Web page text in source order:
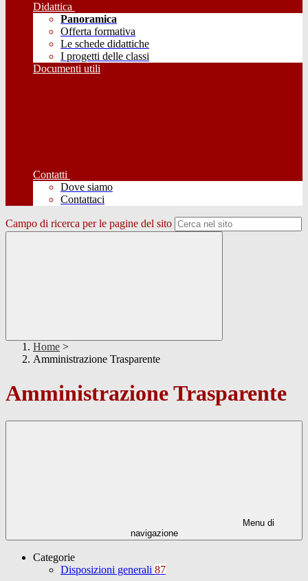
Didattica
Panoramica
Offerta formativa
Le schede didattiche
I progetti delle classi
Documenti utili
Contatti
Dove siamo
Contattaci
Campo di ricerca per le pagine del sito
Home >
Amministrazione Trasparente
Amministrazione Trasparente
Menu di
navigazione
Categorie
Disposizioni generali 87